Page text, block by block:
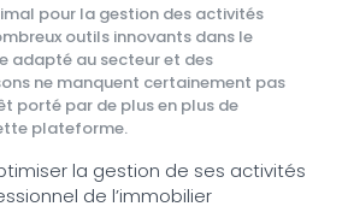
pour la gestion des activités
outils innovants dans le
adapté au secteur et des
ne manquent certainement pas
porté par de plus en plus de
plateforme.
la gestion de ses activités
de l’immobilier